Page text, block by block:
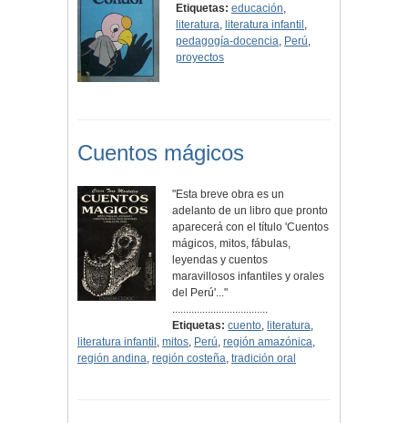
Etiquetas: educación,
literatura, literatura infantil ,
pedagogía-docencia, Perú,
proyectos
Cuentos mágicos
"Esta breve obra es un
adelanto de un libro que pronto
aparecerá con el título 'Cuentos
mágicos, mitos, fábulas,
leyendas y cuentos
maravillosos infantiles y orales
del Perú'..."
...................................
Etiquetas: cuento, literatura,
literatura infantil , mitos, Perú, región amazónica,
región andina, región costeña, tradición oral